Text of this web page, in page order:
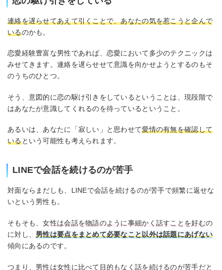
連絡を遅らせてあえて引くことで、あなたの気を惹こうと企んで
いるのかも。
恋愛経験豊富な男性であれば、恋愛において多少のテクニックは
みせてきます。連絡を遅らせせて意識を向かせようとするのもそ
のうちのひとつ。
そう、意図的に恋の駆け引きをしているということは、現段階で
はあなたが意識してくれるのを待っているということ。
あるいは、あなたに「寂しい」と思わせて愛情の有無を確認して
いるという可能性も考えられます。
LINEで会話を続けるのが苦手
対面ならまだしも、LINEで会話を続けるのが苦手で頻繁に返せな
いという男性も。
そもそも、女性は会話を物語のように事細かく話すことを好むの
に対し、男性は要点をまとめて必要なこと以外は話題にあげない
傾向にあるのです。
つまり、男性は女性に比べて目的もなく話を続けるのが苦手だと